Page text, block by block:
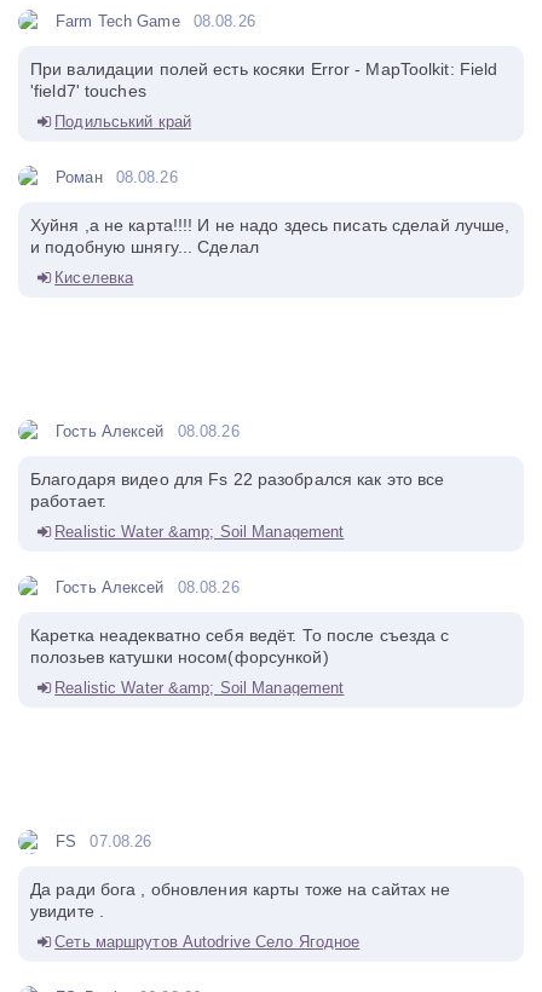
Farm Tech Game 08.08.26
При валидации полей есть косяки Error - MapToolkit: Field
'field7' touches
Подильський край
Роман 08.08.26
Хуйня ,а не карта!!!! И не надо здесь писать сделай лучше,
и подобную шнягу... Сделал
Киселевка
Гость Алексей 08.08.26
Благодаря видео для Fs 22 разобрался как это все
работает.
Realistic Water &amp; Soil Management
Гость Алексей 08.08.26
Каретка неадекватно себя ведёт. То после съезда с
полозьев катушки носом(форсункой)
Realistic Water &amp; Soil Management
FS 07.08.26
Да ради бога , обновления карты тоже на сайтах не
увидите .
Сеть маршрутов Autodrive Село Ягодное